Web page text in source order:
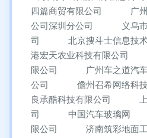
四篇商贸有限公司
广
公司深圳分公司
义乌
司
北京搜斗士信息技
港宏天农业科技有限公司
限公司
广州车之道汽
公司
儋州召希网络科
良承酷科技有限公司
司
中国汽车玻璃网
限公司
济南筑彩地面